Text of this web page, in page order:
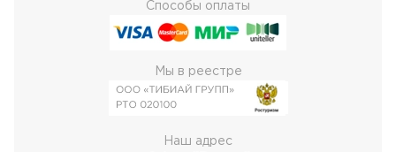
Способы оплаты
Мы в реестре
Наш адрес